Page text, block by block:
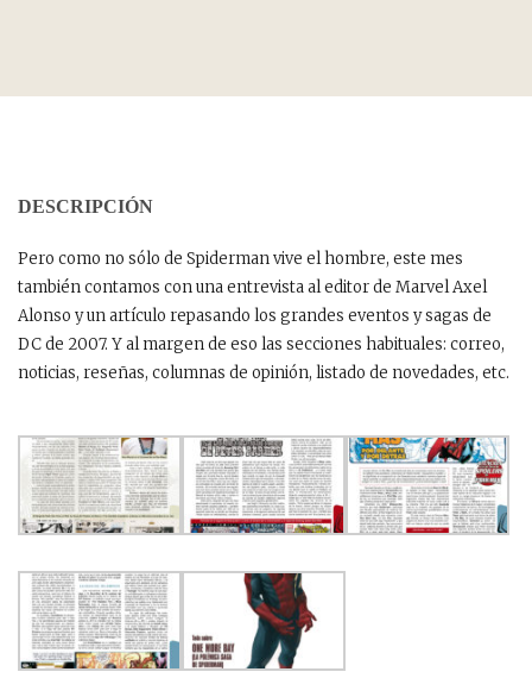
DESCRIPCIÓN
Pero como no sólo de Spiderman vive el hombre, este mes
también contamos con una entrevista al editor de Marvel Axel
Alonso y un artículo repasando los grandes eventos y sagas de
DC de 2007. Y al margen de eso las secciones habituales: correo,
noticias, reseñas, columnas de opinión, listado de novedades, etc.